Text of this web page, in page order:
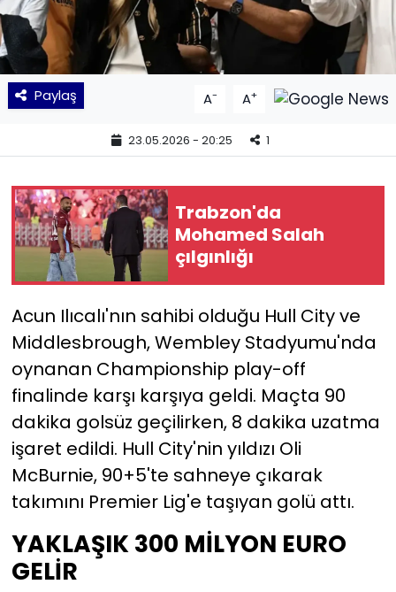
Paylaş A- A+
23.05.2026 - 20:25 1
Trabzon'da
Mohamed Salah
çılgınlığı
Acun Ilıcalı'nın sahibi olduğu Hull City ve
Middlesbrough, Wembley Stadyumu'nda
oynanan Championship play-off
finalinde karşı karşıya geldi. Maçta 90
dakika golsüz geçilirken, 8 dakika uzatma
işaret edildi. Hull City'nin yıldızı Oli
McBurnie, 90+5'te sahneye çıkarak
takımını Premier Lig'e taşıyan golü attı.
YAKLAŞIK 300 MİLYON EURO
GELİR
Siyaset
SPOR
TEKNOLOJİ
YEREL POLİTİKA
YEREL YÖNETİMLER
Yurt